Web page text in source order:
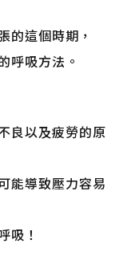
的這個時期，
呼吸方法。
良以及疲勞的原
能導致壓力容易
吸！